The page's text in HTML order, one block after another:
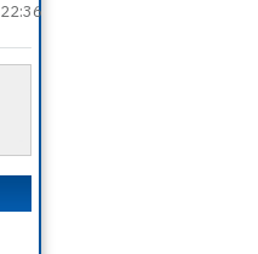
22:36